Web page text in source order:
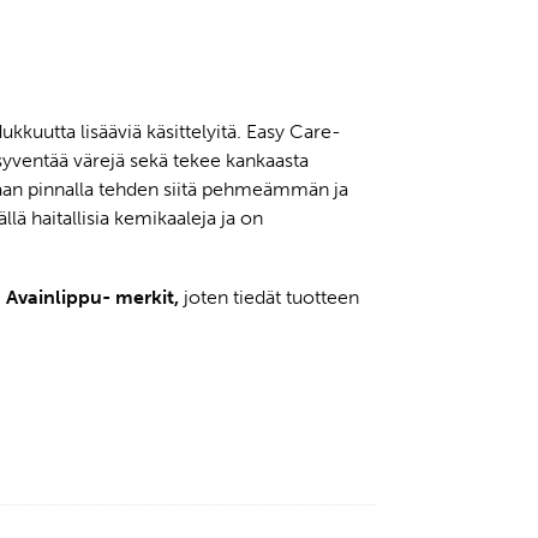
lisääviä käsittelyitä. Easy Care-
värejä sekä tekee kankaasta
pinnalla tehden siitä pehmeämmän ja
haitallisia kemikaaleja ja on
Avainlippu- merkit, joten tiedät tuotteen